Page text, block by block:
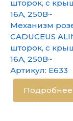
Механизм
CADUCEUS
шторок, с
16А, 250В~
Артикул: E633
Подробнее